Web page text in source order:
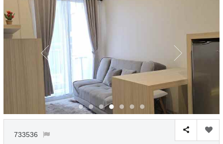
733536
Untuk hasil simulasi
pada kotak-
Simpan